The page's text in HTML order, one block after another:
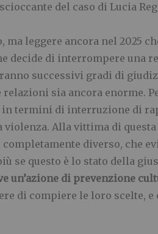
del caso di Lucia
leggere ancora nel 2025
decide di interrompere una
successivi gradi di
sia ancora enorme.
in termini di interruzione di
Alla vittima di
diverso, che
se questo è lo stato della
un’azione di prevenzione
di compiere le loro scelte, e